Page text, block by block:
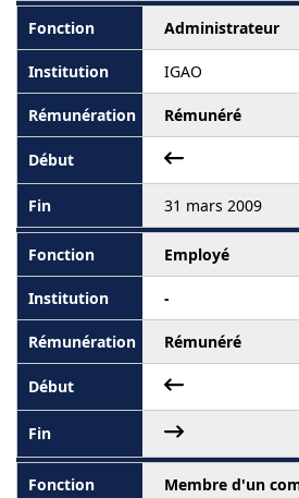
Administrateur
IGAO
Rémunéré
31 mars 2009
Employé
-
Rémunéré
Membre d'un